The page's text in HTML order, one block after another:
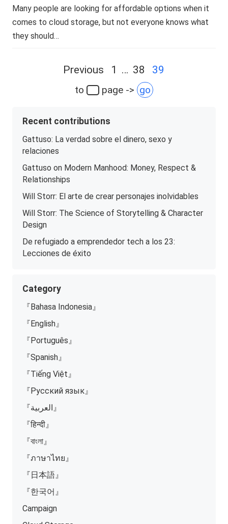
Many people are looking for affordable options when it
comes to cloud storage, but not everyone knows what
they should…
Previous 1 … 38 39
to page -> go
Recent contributions
Gattuso: La verdad sobre el dinero, sexo y
relaciones
Gattuso on Modern Manhood: Money, Respect &
Relationships
Will Storr: El arte de crear personajes inolvidables
Will Storr: The Science of Storytelling & Character
Design
De refugiado a emprendedor tech a los 23:
Lecciones de éxito
Category
『Bahasa Indonesia』
『English』
『Português』
『Spanish』
『Tiếng Việt』
『Русский язык』
『العربية』
『हिन्दी』
『বাংলা』
『ภาษาไทย』
『日本語』
『한국어』
Campaign